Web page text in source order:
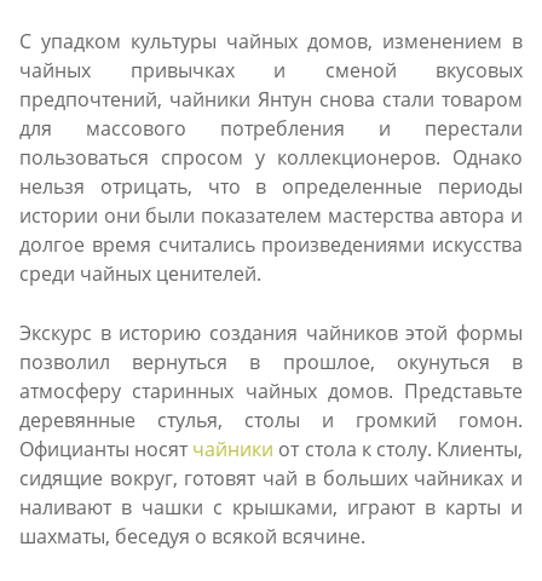
С упадком культуры чайных домов, изменением в
чайных привычках и сменой вкусовых
предпочтений, чайники Янтун снова стали товаром
для массового потребления и перестали
пользоваться спросом у коллекционеров. Однако
нельзя отрицать, что в определенные периоды
истории они были показателем мастерства автора и
долгое время считались произведениями искусства
среди чайных ценителей.
Экскурс в историю создания чайников этой формы
позволил вернуться в прошлое, окунуться в
атмосферу старинных чайных домов. Представьте
деревянные стулья, столы и громкий гомон.
Официанты носятчайники от стола к столу. Клиенты,
сидящие вокруг, готовят чай в больших чайниках и
наливают в чашки с крышками, играют в карты и
шахматы, беседуя о всякой всячине.